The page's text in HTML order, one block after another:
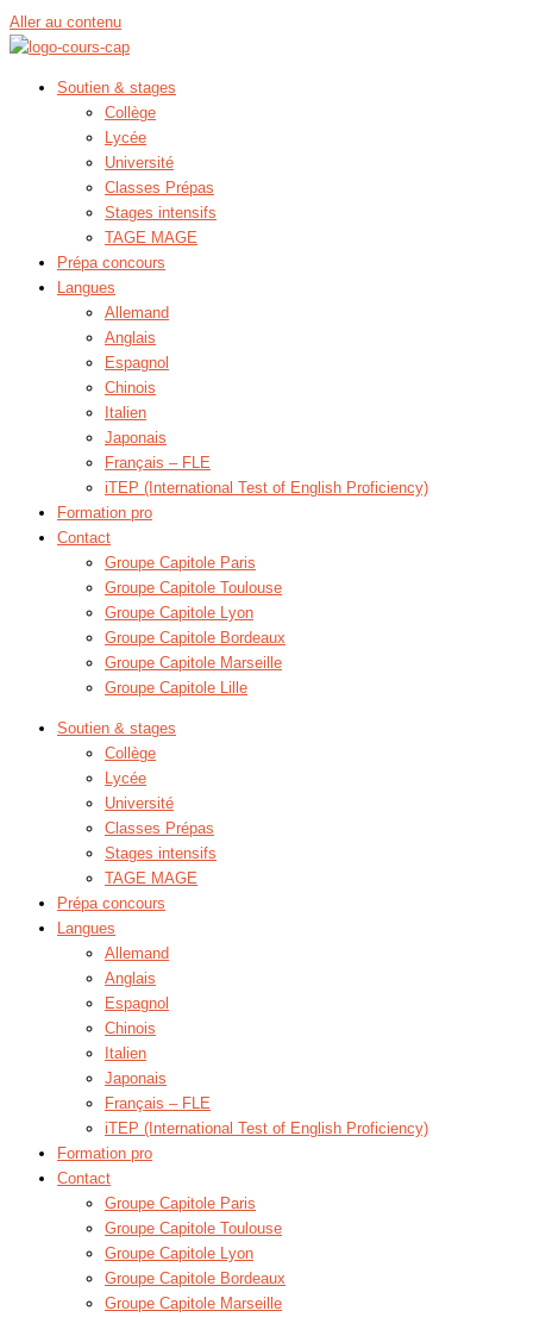
Aller au contenu
Soutien & stages
Collège
Lycée
Université
Classes Prépas
Stages intensifs
TAGE MAGE
Prépa concours
Langues
Allemand
Anglais
Espagnol
Chinois
Italien
Japonais
Français – FLE
iTEP (International Test of English Proficiency)
Formation pro
Contact
Groupe Capitole Paris
Groupe Capitole Toulouse
Groupe Capitole Lyon
Groupe Capitole Bordeaux
Groupe Capitole Marseille
Groupe Capitole Lille
Soutien & stages
Collège
Lycée
Université
Classes Prépas
Stages intensifs
TAGE MAGE
Prépa concours
Langues
Allemand
Anglais
Espagnol
Chinois
Italien
Japonais
Français – FLE
iTEP (International Test of English Proficiency)
Formation pro
Contact
Groupe Capitole Paris
Groupe Capitole Toulouse
Groupe Capitole Lyon
Groupe Capitole Bordeaux
Groupe Capitole Marseille